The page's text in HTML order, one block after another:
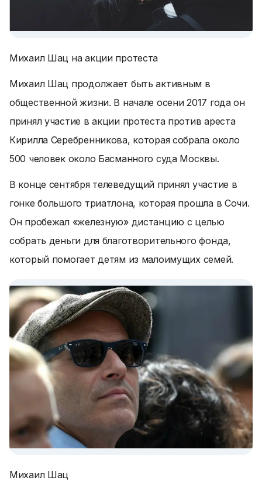
Михаил Шац на акции протеста
Михаил Шац продолжает быть активным в
общественной жизни. В начале осени 2017 года он
принял участие в акции протеста против ареста
Кирилла Серебренникова, которая собрала около
500 человек около Басманного суда Москвы.
В конце сентября телеведущий принял участие в
гонке большого триатлона, которая прошла в Сочи.
Он пробежал «железную» дистанцию с целью
собрать деньги для благотворительного фонда,
который помогает детям из малоимущих семей.
Михаил Шац